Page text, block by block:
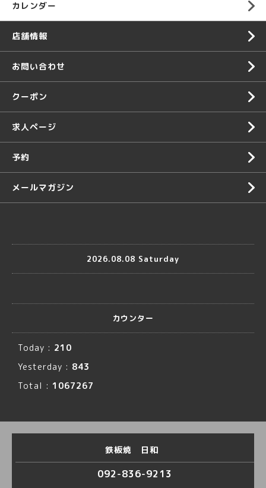
カレンダー
店舗情報
お問い合わせ
クーポン
求人ページ
予約
メールマガジン
2026.08.08 Saturday
カウンター
Today : 210
Yesterday : 843
Total : 1067267
鉄板焼 日和
092-836-9213